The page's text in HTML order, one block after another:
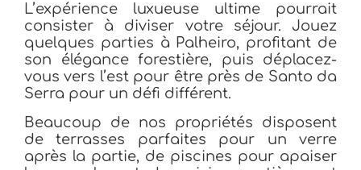
L’expérience luxueuse ultime pourrait
consister à diviser votre séjour. Jouez
quelques parties à Palheiro, profitant de
son élégance forestière, puis déplacez-
vous vers l’est pour être près de Santo da
Serra pour un défi différent.
Beaucoup de nos propriétés disposent
de terrasses parfaites pour un verre
après la partie, de piscines pour apaiser